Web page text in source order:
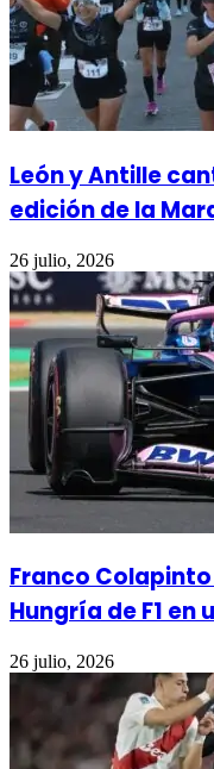
León y Antille
edición de la
26 julio, 2026
Franco Colapinto
Hungría de F1
26 julio, 2026